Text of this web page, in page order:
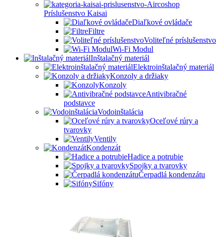
Príslušenstvo Kaisai
Diaľkové ovládače
Filtre
Voliteľné príslušenstvo
Wi-Fi Modul
Inštalačný materiál
Elektroinštalačný materiál
Konzoly a držiaky
Konzoly
Antivibračné
podstavce
Vodoinštalácia
Oceľové rúry a
tvarovky
Ventily
Kondenzát
Hadice a potrubie
Spojky a tvarovky
Čerpadlá kondenzátu
Sifóny